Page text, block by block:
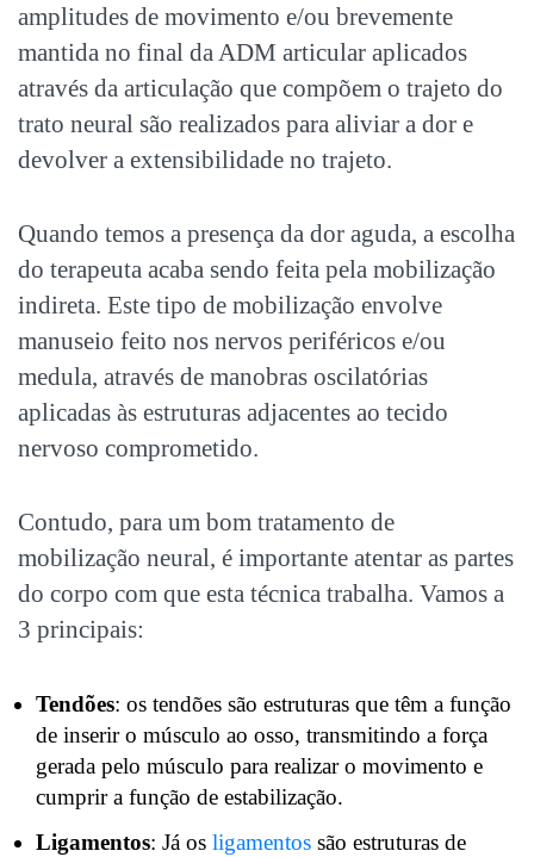
amplitudes de movimento e/ou brevemente
mantida no final da ADM articular aplicados
através da articulação que compõem o trajeto do
trato neural são realizados para aliviar a dor e
devolver a extensibilidade no trajeto.
Quando temos a presença da dor aguda, a escolha
do terapeuta acaba sendo feita pela mobilização
indireta. Este tipo de mobilização envolve
manuseio feito nos nervos periféricos e/ou
medula, através de manobras oscilatórias
aplicadas às estruturas adjacentes ao tecido
nervoso comprometido.
Contudo, para um bom tratamento de
mobilização neural, é importante atentar as partes
do corpo com que esta técnica trabalha. Vamos a
3 principais:
Tendões: os tendões são estruturas que têm a função
de inserir o músculo ao osso, transmitindo a força
gerada pelo músculo para realizar o movimento e
cumprir a função de estabilização.
Ligamentos: Já os ligamentos são estruturas de